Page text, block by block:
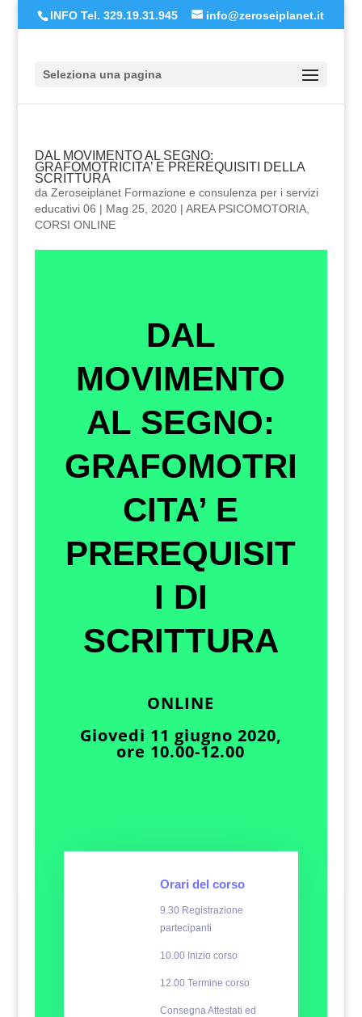
INFO Tel. 329.19.31.945 info@zeroseiplanet.it
Seleziona una pagina
DAL MOVIMENTO AL SEGNO:
GRAFOMOTRICITA’ E PREREQUISITI DELLA
SCRITTURA
da Zeroseiplanet Formazione e consulenza per i servizi
educativi 06 | Mag 25, 2020| AREA PSICOMOTORIA,
CORSI ONLINE
DAL
MOVIMENTO
AL SEGNO:
GRAFOMOTRI
CITA’ E
PREREQUISIT
I DI
SCRITTURA
ONLINE
Giovedi 11 giugno 2020,
ore 10.00-12.00
Orari del corso
9.30 Registrazione
partecipanti
10.00 Inizio corso
12.00 Termine corso
Consegna Attestati ed